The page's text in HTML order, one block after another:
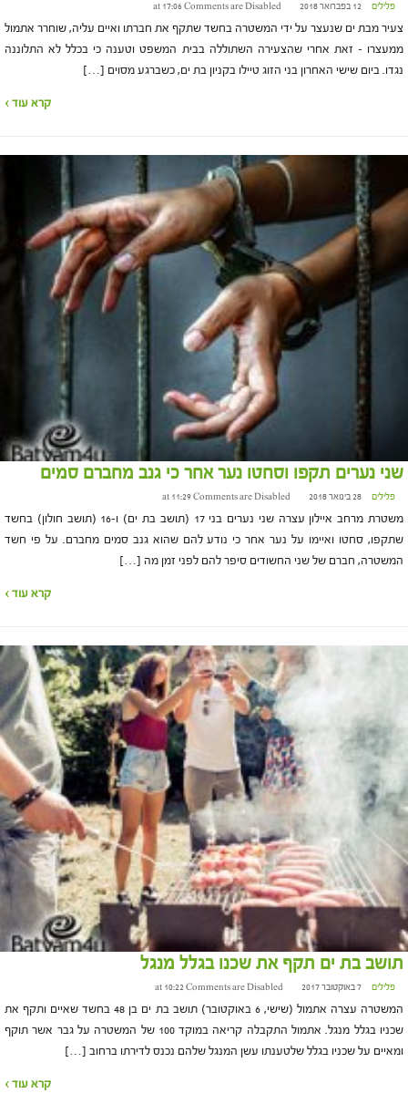
פלילים 12 בפברואר 2018 at 17:06 Comments are Disabled
צעיר מבת ים שנעצר על ידי המשטרה בחשד שתקף את חברתו ואיים עליה, שוחרר אתמול
ממעצרו – זאת אחרי שהצעירה השתוללה בבית המשפט וטענה כי בכלל לא התלוננה
נגדו. ביום שישי האחרון בני הזוג טיילו בקניון בת ים, כשברגע מסוים […]
קרא עוד ›
שני נערים תקפו וסחטו נער אחר כי גנב מחברם סמים
פלילים 28 בינואר 2018 at 11:29 Comments are Disabled
משטרת מרחב איילון עצרה שני נערים בני 17 (תושב בת ים) ו-16 (תושב חולון) בחשד
שתקפו, סחטו ואיימו על נער אחר כי נודע להם שהוא גנב סמים מחברם. על פי חשד
המשטרה, חברם של שני החשודים סיפר להם לפני זמן מה […]
קרא עוד ›
תושב בת ים תקף את שכנו בגלל מנגל
פלילים 7 באוקטובר 2017 at 10:22 Comments are Disabled
המשטרה עצרה אתמול (שישי, 6 באוקטובר) תושב בת ים בן 48 בחשד שאיים ותקף את
שכניו בגלל מנגל. אתמול התקבלה קריאה במוקד 100 של המשטרה על גבר אשר תוקף
ומאיים על שכניו בגלל שלטענתו עשן המנגל שלהם נכנס לדירתו ברחוב […]
קרא עוד ›